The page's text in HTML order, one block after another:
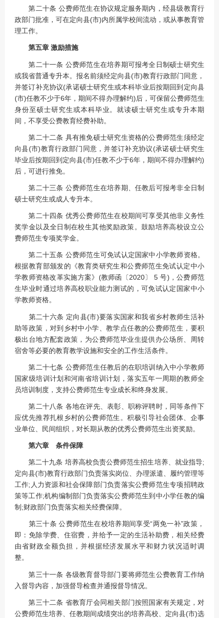
第二十条 公费师范生在协议规定服务期内，经县级教育行
政部门批准，可在定向县(市)内所属学校间流动，或从事教育管
理工作。
第五章 激励措施
第二十一条 公费师范生在培养期可报考全日制硕士研究生
或我省普通专升本。报名前须经定向县(市)教育行政部门同意，
并签订补充协议(承诺硕士研究生或本科毕业后按期回到定向县
(市)任教不少于6年，期间不得办理解约)后，可保留公费师范生
身份至硕士研究生或本科毕业。就读硕士研究生或专升本期
间，不享受公费教育经费补助。
第二十二条 具有推免硕士研究生资格的公费师范生须经定
向县(市)教育行政部门同意，并签订补充协议(承诺硕士研究生
毕业后按期回到定向县(市)任教不少于6年，期间不得办理解约)
后，可进行推免。
第二十三条 公费师范生在培养期、任教后可报考非全日制
硕士研究生或成人专升本。
第二十四条 优秀公费师范生在校期间可享受其他非义务性
奖学金以及全日制在校生其他奖励政策。鼓励培养高校设立公
费师范生专项奖学金。
第二十五条 公费师范生可免试认定国家中小学教师资格。
根据教育部颁发的《教育类研究生和公费师范生免试认定中小
学教师资格改革实施方案》(教师函〔2020〕 5 号)，公费师范
生毕业时通过培养高校职业能力测试的，可免试认定国家中小
学教师资格。
第二十六条 定向县(市)要落实国家和我省乡村教师生活补
助等政策，对到乡村中小学、教学点任教的公费师范生，要积
极出台地方配套政策，为公费师范毕业生提供办公场所、周转
宿舍等必要的教育教学设施和安全的工作生活条件。
第二十七条 公费师范生任教后的在职培训纳入中小学教师
国家级培训计划和河南省培训计划，落实五年一周期的教师全
员培训制度，支持公费师范生专业成长和终身发展。
第二十八条 各地在评先、表彰、职称评聘时，同等条件下
应优先推荐扎根乡村的公费师范生。积极引导社会团体、企事
业单位、民间组织，对长期从教的优秀公费师范生出资奖励。
第六章 条件保障
第二十九条 培养高校负责公费师范生招生培养、就业指导;
定向县(市)教育行政部门负责落实岗位、办理派遣、履约管理等
工作;人力资源和社会保障部门负责落实公费师范生专项招聘政
策等工作;机构编制部门负责落实公费师范生到中小学任教的编
制;财政部门负责落实相关经费保障。
第三十条 公费师范生在校培养期间享受“两免一补”政策，
即：免除学费、住宿费，并给予一定的生活补助费，相关经费
由省财政全额负担，并根据经济发展水平和财力状况适时调
整。
第三十一条 各级教育督导部门要将师范生公费教育工作纳
入督导内容，加强督导检查并通报督导情况。
第三十二条 省教育厅会同相关部门按照国家有关规定，对
公费师范生培养、任教期间成绩突出的培养高校、定向县(市)选